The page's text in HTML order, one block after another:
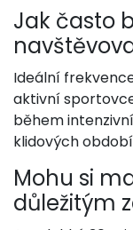
Jak často
Ideální
aktivní
během
klidových
Mohu si
důležitým